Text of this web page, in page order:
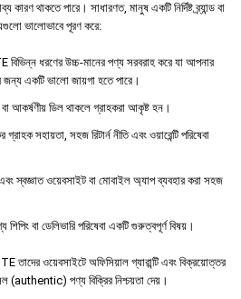
থাকতে পারে। সাধারণত, মানুষ একটি নির্দিষ্ট ব্র্যান্ড বা
ভালোভাবে পূরণ করে:
বিভিন্ন ধরণের উচ্চ-মানের পণ্য সরবরাহ করে যা আপনার
জন্য একটি ভালো জায়গা হতে পারে।
আকর্ষণীয় ডিল থাকলে গ্রাহকরা আকৃষ্ট হন।
সহায়তা, সহজ রিটার্ন নীতি এবং ওয়ারেন্টি পরিষেবা
স্বজ্ঞাত ওয়েবসাইট বা মোবাইল অ্যাপ ব্যবহার করা সহজ
বা ডেলিভারি পরিষেবা একটি গুরুত্বপূর্ণ বিষয়।
তাদের ওয়েবসাইটে অফিসিয়াল গ্যারান্টি এবং বিক্রয়োত্তর
(authentic) পণ্য বিক্রির নিশ্চয়তা দেয়।